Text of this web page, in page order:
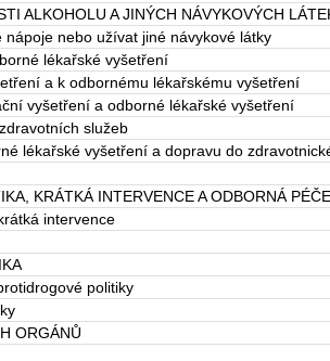
ALKOHOLU A JINÝCH NÁVYKOVÝCH
nebo užívat jiné návykové látky
lékařské vyšetření
a k odbornému lékařskému vyšetření
vyšetření a odborné lékařské vyšetření
služeb
lékařské vyšetření a dopravu do
KRÁTKÁ INTERVENCE A ODBORNÁ
intervence
politiky
ORGÁNŮ